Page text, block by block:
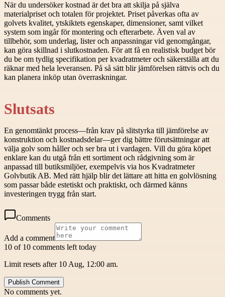
När du undersöker kostnad är det bra att skilja på själva
materialpriset och totalen för projektet. Priset påverkas ofta av
golvets kvalitet, ytskiktets egenskaper, dimensioner, samt vilket
system som ingår för montering och efterarbete. Även val av
tillbehör, som underlag, lister och anpassningar vid genomgångar,
kan göra skillnad i slutkostnaden. För att få en realistisk budget bör
du be om tydlig specifikation per kvadratmeter och säkerställa att du
räknar med hela leveransen. På så sätt blir jämförelsen rättvis och du
kan planera inköp utan överraskningar.
Slutsats
En genomtänkt process—från krav på slitstyrka till jämförelse av
konstruktion och kostnadsdelar—ger dig bättre förutsättningar att
välja golv som håller och ser bra ut i vardagen. Vill du göra köpet
enklare kan du utgå från ett sortiment och rådgivning som är
anpassad till butiksmiljöer, exempelvis via hos Kvadratmeter
Golvbutik AB. Med rätt hjälp blir det lättare att hitta en golvlösning
som passar både estetiskt och praktiskt, och därmed känns
investeringen trygg från start.
Comments
Add a comment
10 of 10 comments left today
Limit resets after 10 Aug, 12:00 am.
Publish Comment
No comments yet.